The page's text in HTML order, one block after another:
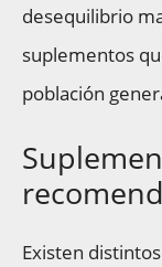
desequilibrio
suplementos
población
Existen